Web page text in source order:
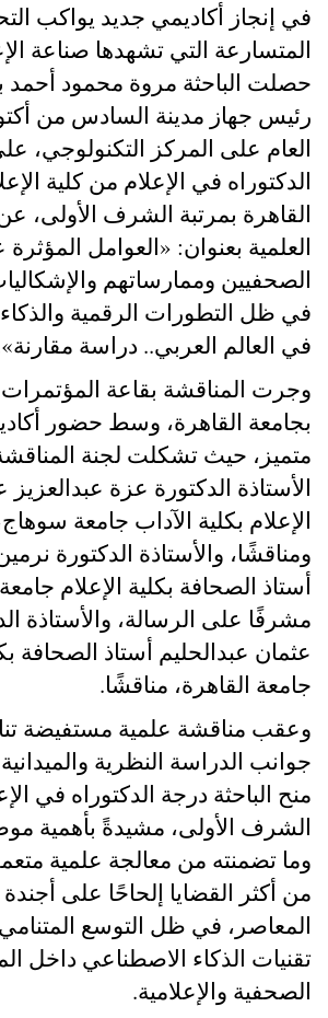
في إنجاز أكاديمي جديد يواكب
المتسارعة التي تشهدها صناعة
حصلت الباحثة مروة محمود أحمد
رئيس جهاز مدينة السادس من
العام على المركز التكنولوجي،
الدكتوراه في الإعلام من كلية
القاهرة بمرتبة الشرف الأولى،
العلمية بعنوان: «العوامل المؤثرة
الصحفيين وممارساتهم
في ظل التطورات الرقمية
في العالم العربي.. دراسة مقارنة»
وجرت المناقشة بقاعة المؤتمرات
بجامعة القاهرة، وسط حضور
متميز، حيث تشكلت لجنة
الأستاذة الدكتورة عزة عبدالعزيز
الإعلام بكلية الآداب جامعة
ومناقشًا، والأستاذة الدكتورة
أستاذ الصحافة بكلية الإعلام
مشرفًا على الرسالة، والأستاذة
عثمان عبدالحليم أستاذ الصحافة
جامعة القاهرة، مناقشًا.
وعقب مناقشة علمية مستفيضة
جوانب الدراسة النظرية
منح الباحثة درجة الدكتوراه في
الشرف الأولى، مشيدةً بأهمية
وما تضمنته من معالجة علمية
من أكثر القضايا إلحاحًا على أجندة
المعاصر، في ظل التوسع
تقنيات الذكاء الاصطناعي داخل
الصحفية والإعلامية.